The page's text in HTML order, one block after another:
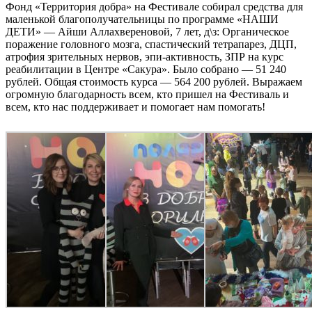
Фонд «Территория добра» на Фестивале собирал средства для
маленькой благополучательницы по программе «НАШИ
ДЕТИ» — Айши Аллахвереновой, 7 лет, д\з: Органическое
поражение головного мозга, спастический тетрапарез, ДЦП,
атрофия зрительных нервов, эпи-активность, ЗПР на курс
реабилитации в Центре «Сакура». Было собрано — 51 240
рублей. Общая стоимость курса — 564 200 рублей. Выражаем
огромную благодарность всем, кто пришел на Фестиваль и
всем, кто нас поддерживает и помогает нам помогать!